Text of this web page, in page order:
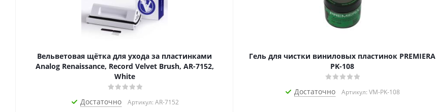
Вельветовая щётка для ухода за пластинками
Analog Renaissance, Record Velvet Brush, AR-7152,
White
Достаточно Артикул: AR-7152
Гель для чистки виниловых пластинок PREMIERA
PK-108
Достаточно Артикул: VM-PK-108